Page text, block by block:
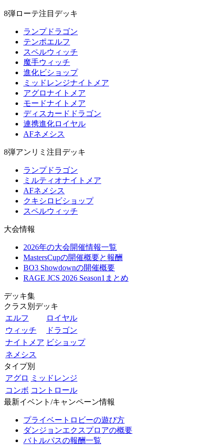
8弾ローテ注目デッキ
ランプドラゴン
テンポエルフ
スペルウィッチ
魔手ウィッチ
進化ビショップ
ミッドレンジナイトメア
アグロナイトメア
モードナイトメア
ディスカードドラゴン
連携進化ロイヤル
AFネメシス
8弾アンリミ注目デッキ
ランプドラゴン
ミルティオナイトメア
AFネメシス
クキシロビショップ
スペルウィッチ
大会情報
2026年の大会開催情報一覧
MastersCupの開催概要と報酬
BO3 Showdownの開催概要
RAGE JCS 2026 Season1まとめ
デッキ集
クラス別デッキ
エルフ
ロイヤル
ウィッチ
ドラゴン
ナイトメア ビショップ
ネメシス
タイプ別
アグロ
ミッドレンジ
コンボ コントロール
最新イベント/キャンペーン情報
プライベートロビーの遊び方
ダンジョンエクスプロアの概要
バトルパスの報酬一覧